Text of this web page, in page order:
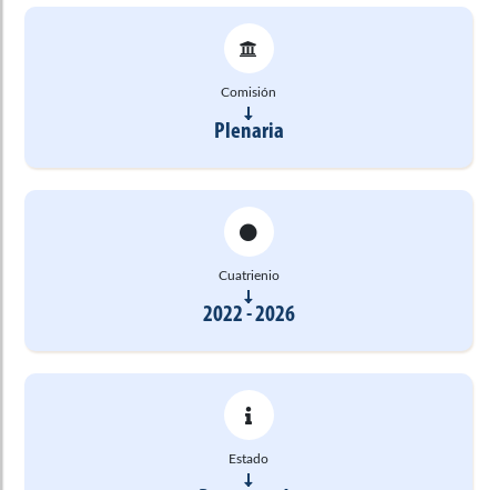
Comisión
Plenaria
Cuatrienio
2022 - 2026
Estado